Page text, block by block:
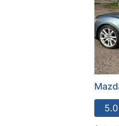
5.0